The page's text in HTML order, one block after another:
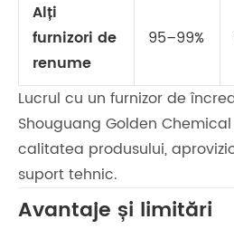
Alți
furnizori de
renume
95–99%
Lucrul cu un furnizor de
Shouguang Golden
calitatea produsului,
suport tehnic.
Avantaje și limitări